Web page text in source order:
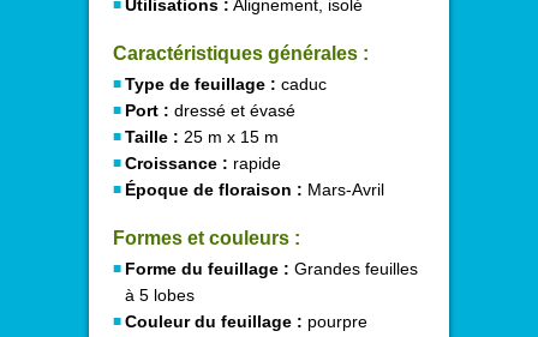
Utilisations : Alignement, isolé
Caractéristiques générales :
Type de feuillage : caduc
Port : dressé et évasé
Taille : 25 m x 15 m
Croissance : rapide
Époque de floraison : Mars-Avril
Formes et couleurs :
Forme du feuillage : Grandes feuilles
à 5 lobes
Couleur du feuillage : pourpre